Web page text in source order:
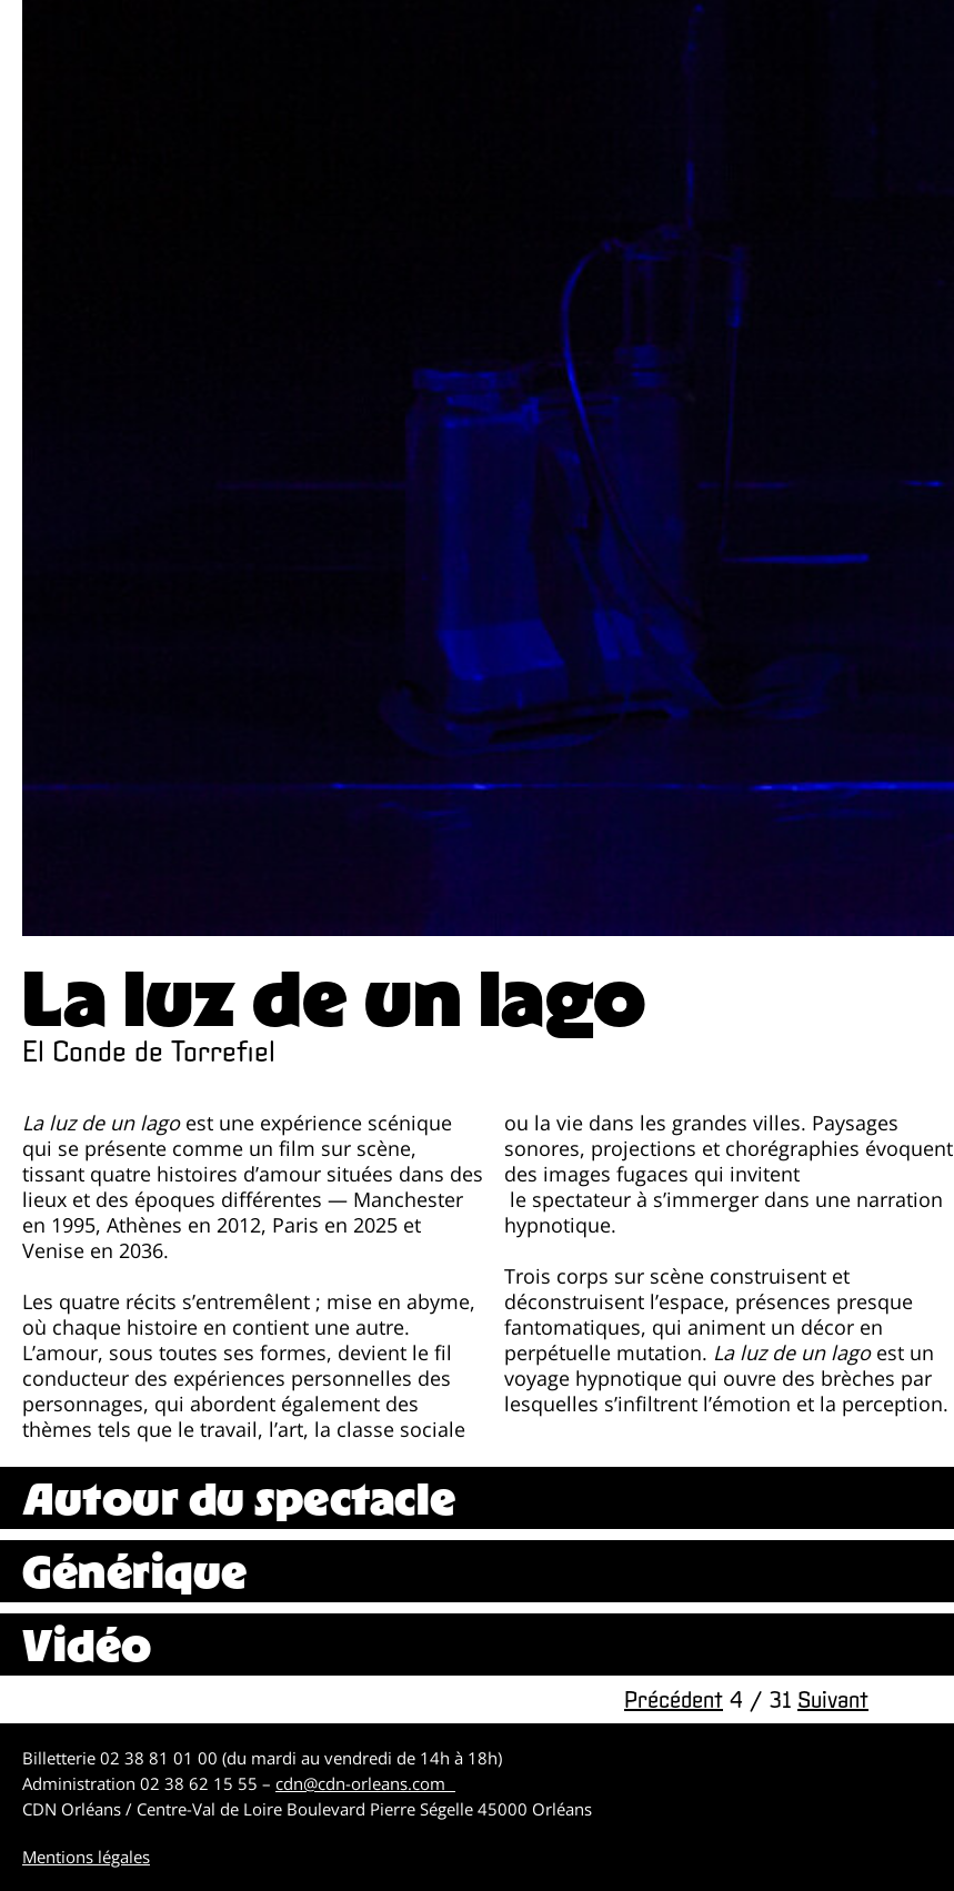
La luz de un lago
El Conde de Torrefiel
La luz de un lagoest une expérience scénique
qui se présente comme un film sur scène,
tissant quatre histoires d’amour situées dans des
lieux et des époques différentes — Manchester
en 1995, Athènes en 2012, Paris en 2025 et
Venise en 2036.
Les quatre récits s’entremêlent ; mise en abyme,
où chaque histoire en contient une autre.
L’amour, sous toutes ses formes, devient le fil
conducteur des expériences personnelles des
personnages, qui abordent également des
thèmes tels que le travail, l’art, la classe sociale
ou la vie dans les grandes villes. Paysages
sonores, projections et chorégraphies évoquent
des images fugaces qui invitent
le spectateur à s’immerger dans une narration
hypnotique.
Trois corps sur scène construisent et
déconstruisent l’espace, présences presque
fantomatiques, qui animent un décor en
perpétuelle mutation. La luz de un lago est un
voyage hypnotique qui ouvre des brèches par
lesquelles s’infiltrent l’émotion et la perception.
Autour du spectacle
Générique
Vidéo
Précédent 4 / 31 Suivant
Billetterie 02 38 81 01 00 (du mardi au vendredi de 14h à 18h)
Administration 02 38 62 15 55 – cdn@cdn-orleans.com
CDN Orléans / Centre-Val de Loire Boulevard Pierre Ségelle 45000 Orléans
Mentions légales